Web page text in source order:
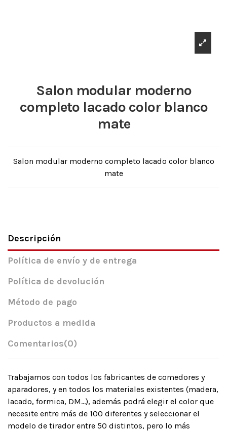
Salon modular moderno
completo lacado color blanco
mate
Salon modular moderno completo lacado color blanco
mate
Descripción
Política de envío y de entrega
Política de devolución
Método de pago
Productos a medida
Comentarios(0)
Trabajamos con todos los fabricantes de comedores y
aparadores, y en todos los materiales existentes (madera,
lacado, formica, DM…), además podrá elegir el color que
necesite entre más de 100 diferentes y seleccionar el
modelo de tirador entre 50 distintos, pero lo más